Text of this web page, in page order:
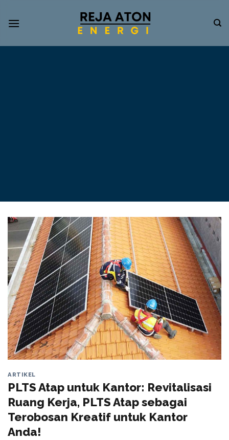
Informasi
ARTIKEL
PLTS Atap untuk Kantor: Revitalisasi
Ruang Kerja, PLTS Atap sebagai
Terobosan Kreatif untuk Kantor
Anda!